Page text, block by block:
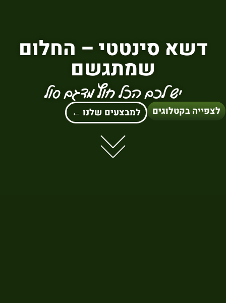
דשא סינטטי – החלום
שמתגשם
יש לכם הכל חוץ מדגם סול
לצפייה בקטלוגים למבצעים שלנו ←